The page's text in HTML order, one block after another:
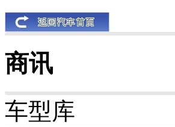
商讯
车型库